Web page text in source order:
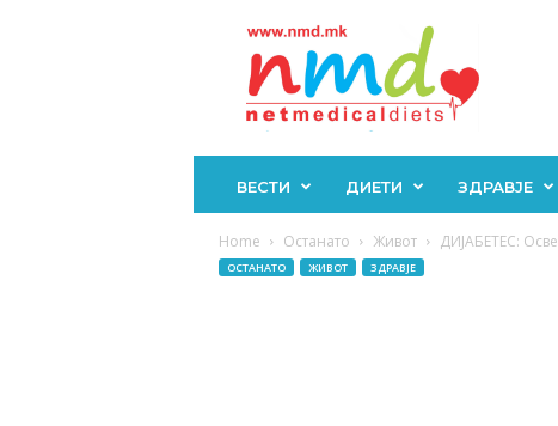
ВЕСТИ ДИЕТИ ЗДРАВЈЕ
Home Останато Живот ДИЈАБЕТЕС:
ОСТАНАТО ЖИВОТ ЗДРАВЈЕ